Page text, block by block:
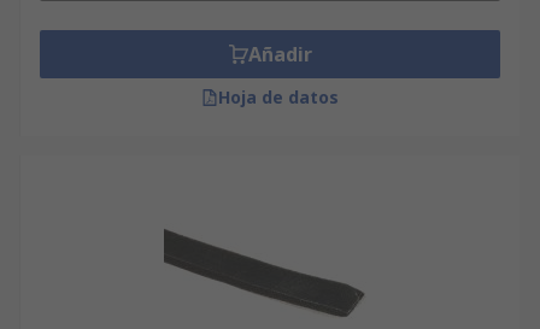
Añadir
Hoja de datos